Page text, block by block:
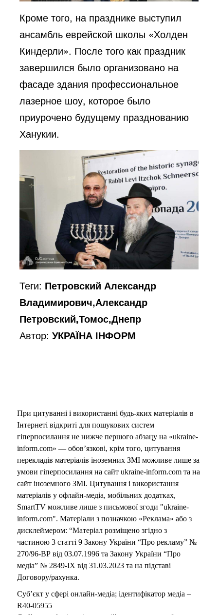
Кроме того, на празднике выступил
ансамбль еврейской школы «Холден
Киндерли». После того как праздник
завершился было организовано на
фасаде здания профессиональное
лазерное шоу, которое было
приурочено будущему празднованию
Ханукии.
Теги: Петровский Александр
Владимирович,Александр
Петровский,Томос,Днепр
Автор:УКРАЇНА ІНФОРМ
При цитуванні і використанні будь-яких матеріалів в
Інтернеті відкриті для пошукових систем
гіперпосилання не нижче першого абзацу на «ukraine-
inform.com» — обов’язкові, крім того, цитування
перекладів матеріалів іноземних ЗМІ можливе лише за
умови гіперпосилання на сайт ukraine-inform.com та на
сайт іноземного ЗМІ. Цитування і використання
матеріалів у офлайн-медіа, мобільних додатках,
SmartTV можливе лише з письмової згоди "ukraine-
inform.com". Матеріали з позначкою «Реклама» або з
дисклеймером: “Матеріал розміщено згідно з
частиною 3 статті 9 Закону України “Про рекламу” №
270/96-ВР від 03.07.1996 та Закону України “Про
медіа” № 2849-IX від 31.03.2023 та на підставі
Договору/рахунка.
Суб’єкт у сфері онлайн-медіа; ідентифікатор медіа –
R40-05955